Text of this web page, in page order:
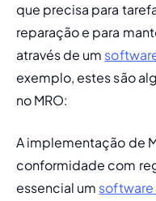
que precisa para
reparação e para
através de um
exemplo, estes são
no MRO:
A implementação de
conformidade com
essencial um